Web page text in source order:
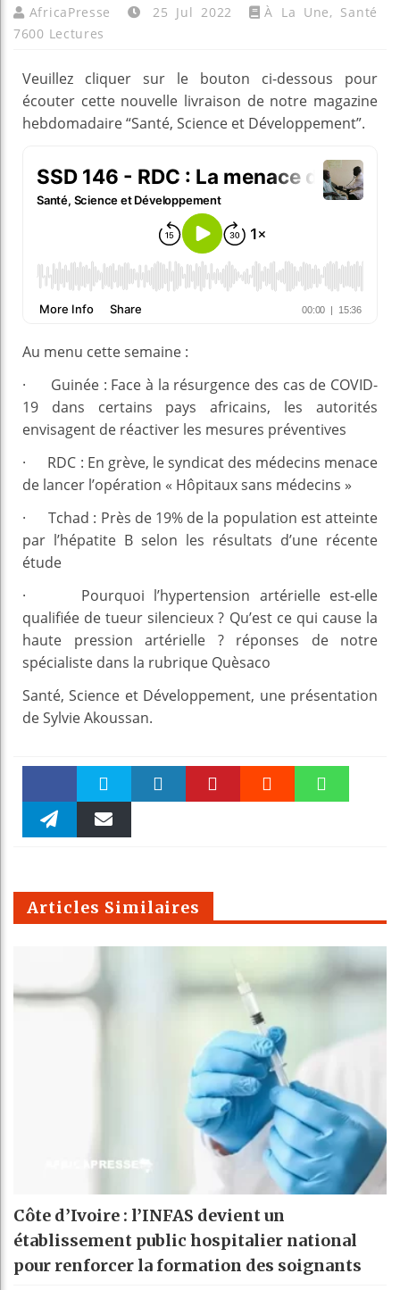
AfricaPresse 25 Jul 2022 À La Une, Santé
7600 Lectures
Veuillez cliquer sur le bouton ci-dessous pour
écouter cette nouvelle livraison de notre magazine
hebdomadaire “Santé, Science et Développement”.
Au menu cette semaine :
· Guinée : Face à la résurgence des cas de COVID-
19 dans certains pays africains, les autorités
envisagent de réactiver les mesures préventives
· RDC : En grève, le syndicat des médecins menace
de lancer l’opération « Hôpitaux sans médecins »
· Tchad : Près de 19% de la population est atteinte
par l’hépatite B selon les résultats d’une récente
étude
· Pourquoi l’hypertension artérielle est-elle
qualifiée de tueur silencieux ? Qu’est ce qui cause la
haute pression artérielle ? réponses de notre
spécialiste dans la rubrique Quèsaco
Santé, Science et Développement, une présentation
de Sylvie Akoussan.
Faceboo Twitter
m
Articles Similaires
Côte d’Ivoire : l’INFAS devient un
établissement public hospitalier national
pour renforcer la formation des soignants